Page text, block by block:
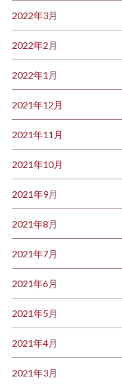
2022年3月
2022年2月
2022年1月
2021年12月
2021年11月
2021年10月
2021年9月
2021年8月
2021年7月
2021年6月
2021年5月
2021年4月
2021年3月